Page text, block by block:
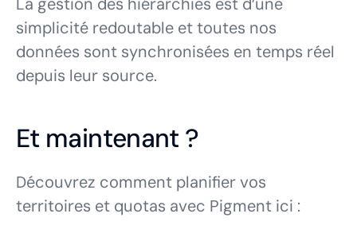
simplicité redoutable et toutes nos
données sont synchronisées en temps réel
depuis leur source.
Et maintenant ?
Découvrez comment planifier vos
territoires et quotas avec Pigment ici :